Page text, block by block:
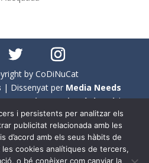
by CoDiNuCat
| Dissenyat per Media Needs
aCoDiNuCat |Avís legal|
cookies
en compte l'ús no sexista del
això, i a causa de la seva
i persistents per analitzar els
publicitat relacionada amb les
d’acord amb els seus hàbits de
les cookies analítiques de tercers,
o bé conèixer com canviar la